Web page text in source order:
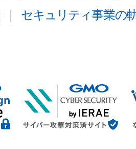
セキュリティ事業の